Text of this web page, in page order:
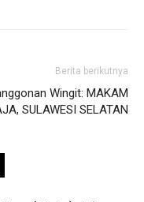
Berita berikutnya
Wingit: MAKAM
SULAWESI SELATAN